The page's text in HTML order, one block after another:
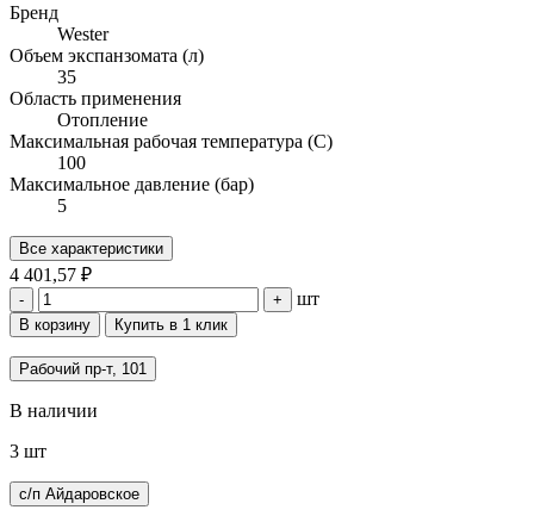
Бренд
Wester
Объем экспанзомата (л)
35
Область применения
Отопление
Максимальная рабочая температура (С)
100
Максимальное давление (бар)
5
Все характеристики
4 401,57 ₽
- + шт
В корзину Купить в 1 клик
Рабочий пр-т, 101
В наличии
3 шт
с/п Айдаровское